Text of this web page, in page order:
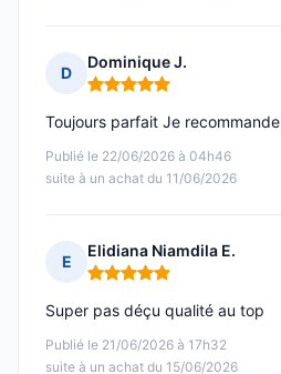
D
Dominique J.
Note : 5 sur 5
Publié le 22/06/2026 à 04h46
suite à un achat du 11/06/2026
Toujours parfait Je recommande
E
Elidiana Niamdila E.
Note : 5 sur 5
Publié le 21/06/2026 à 17h32
suite à un achat du 15/06/2026
Super pas déçu qualité au top